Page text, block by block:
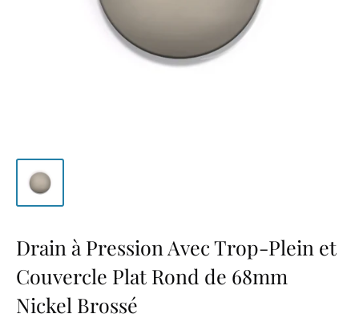
Drain à Pression Avec Trop-Plein et
Couvercle Plat Rond de 68mm
Nickel Brossé